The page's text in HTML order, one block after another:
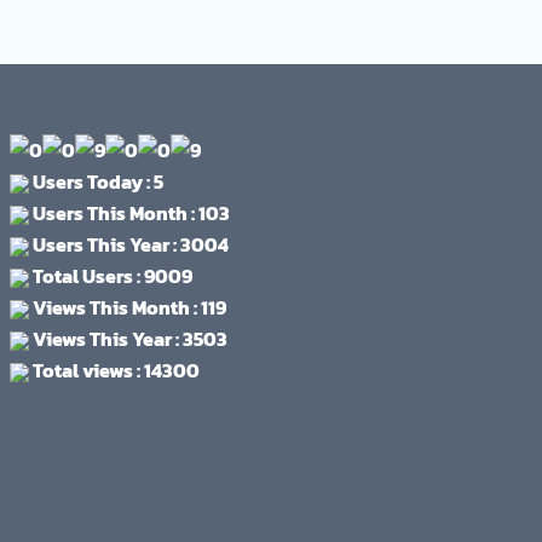
Users Today : 5
Users This Month : 103
Users This Year : 3004
Total Users : 9009
Views This Month : 119
Views This Year : 3503
Total views : 14300